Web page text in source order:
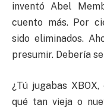
inventó Abel
cuento más. Por
sido eliminados.
presumir. Debería
¿Tú jugabas
qué tan vieja o